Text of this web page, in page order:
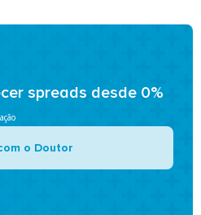
spreads desde 0%
o Doutor